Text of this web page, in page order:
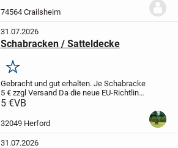
Privatverkauf keine Garantie,...
74564 Crailsheim
31.07.2026
Schabracken / Satteldecke
Merken
Gebracht und gut erhalten. Je Schabracke
5 € zzgl Versand Da die neue EU-Richtlinie
jetzt 1 Jahr Gewährleistung auch für
Verkäufer es nicht ausschließt...
5 €VB
32049 Herford
31.07.2026